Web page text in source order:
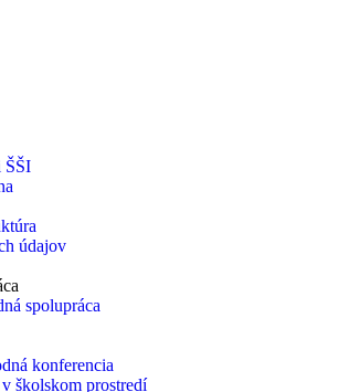
ŠŠI
údajov
spolupráca
konferencia
školskom prostredí